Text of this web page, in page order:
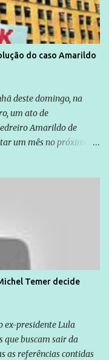
do caso Amarildo
deste domingo, na
um ato de
Amarildo de
um mês no próximo
de risco ou têm seus
cobra do Brasil
Temer decide
ex-presidente Lula
que buscam sair da
as referências contidas